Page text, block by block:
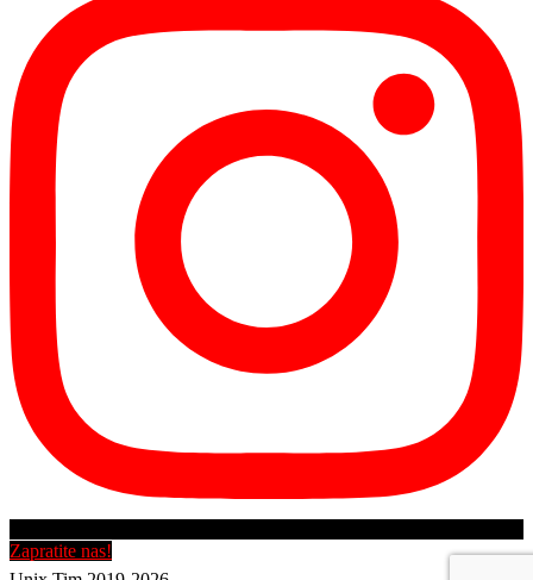
Zapratite nas!